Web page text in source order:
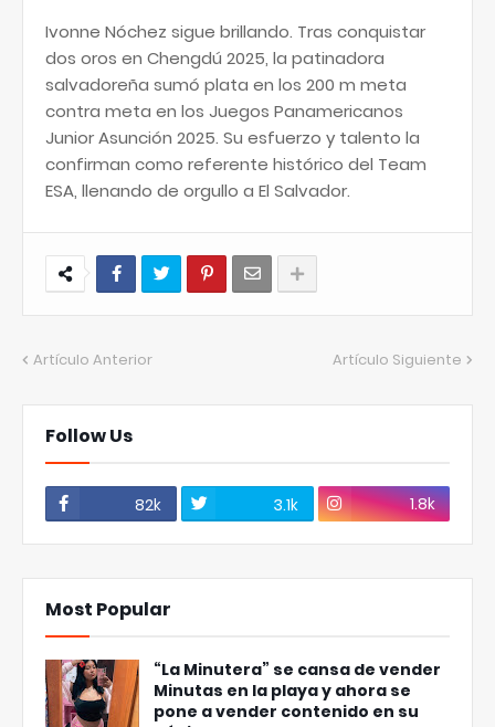
Ivonne Nóchez sigue brillando. Tras conquistar
dos oros en Chengdú 2025, la patinadora
salvadoreña sumó plata en los 200 m meta
contra meta en los Juegos Panamericanos
Junior Asunción 2025. Su esfuerzo y talento la
confirman como referente histórico del Team
ESA, llenando de orgullo a El Salvador.
Artículo Anterior Artículo Siguiente
Follow Us
82k 3.1k 1.8k
Most Popular
“La Minutera” se cansa de vender
Minutas en la playa y ahora se
pone a vender contenido en su